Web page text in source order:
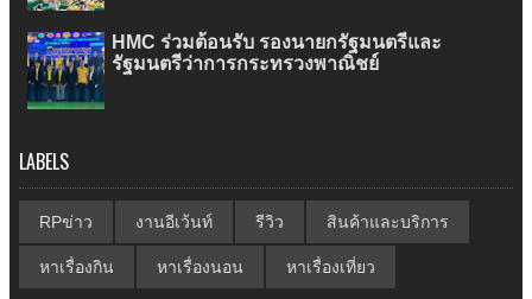
HMC ร่วมต้อนรับ รองนายกรัฐมนตรีและ
รัฐมนตรีว่าการกระทรวงพาณิชย์
LABELS
RPข่าว งานอีเว้นท์ รีวิว สินค้าและบริการ
หาเรื่องกิน หาเรื่องนอน หาเรื่องเที่ยว